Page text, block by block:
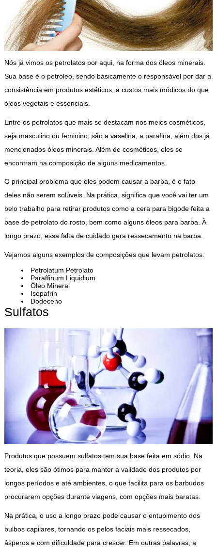
Nós já vimos os petrolatos por aqui, na forma dos óleos minerais.
Sua base é o petróleo, sendo basicamente o responsável por dar a
consistência em produtos estéticos, a custos mais módicos do que
óleos vegetais e essenciais.
Entre os petrolatos que mais se destacam nos meios cosméticos,
seja masculino ou feminino, são a vaselina, a parafina, além dos já
mencionados óleos minerais. Além de cosméticos, eles se
encontram na composição de alguns medicamentos.
O principal problema que eles podem causar a barba, é o fato
deles não serem solúveis. Na prática, significa que você vai ter um
belo trabalho para retirar produtos como a cera para bigode feita a
base de petrolato do rosto, bem como alguns óleos para barba. À
longo prazo, essa falta de cuidado gera ressecamento na barba.
Vejamos alguns exemplos de composições que levam petrolatos.
Petrolatum Petrolato
Paraffinum Liquidium
Óleo Mineral
Isopafrin
Dodeceno
Sulfatos
Produtos que possuem sulfatos tem sua base feita em sódio. Na
teoria, eles são ótimos para manter a validade dos produtos por
longos períodos e até ambientes, o que facilita para os barbudos
procurarem opções durante viagens, com opções mais baratas.
Na prática, o uso a longo prazo pode causar o entupimento dos
bulbos capilares, tornando os pelos faciais mais ressecados,
ásperos e com dificuldade para crescer. Em outras palavras, a